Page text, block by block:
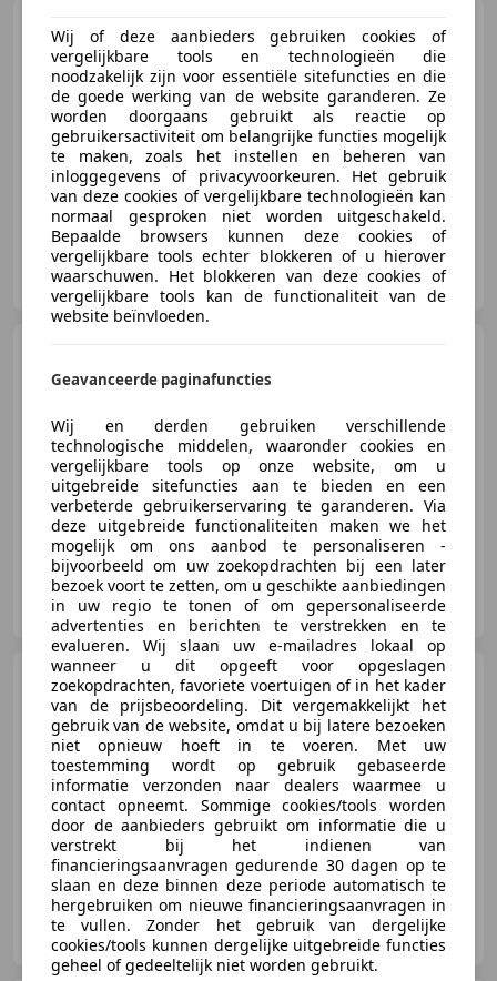
Trend FAP
€ 4.990
01/2014 188.000 km Diesel 70 kW (95 PK)
GRIMM AUTO 14
FR-14000 Caen
€ 19.990
09/2017 118.000 km Benzine 156 kW (212 PK)
GRIMM AUTO 14
FR-14000 Caen
Renault Scenic3 1.5 dCi
110cv Expression
€ 6.490
01/2013 134.000 km Diesel 744 kW (1.012 PK)
GRIMM AUTO 14
FR-14000 Caen
Wij of deze aanbieders gebruiken cookies of
vergelijkbare tools en technologieën die
noodzakelijk zijn voor essentiële sitefuncties en die
de goede werking van de website garanderen. Ze
worden doorgaans gebruikt als reactie op
gebruikersactiviteit om belangrijke functies mogelijk
te maken, zoals het instellen en beheren van
inloggegevens of privacyvoorkeuren. Het gebruik
van deze cookies of vergelijkbare technologieën kan
normaal gesproken niet worden uitgeschakeld.
Bepaalde browsers kunnen deze cookies of
vergelijkbare tools echter blokkeren of u hierover
waarschuwen. Het blokkeren van deze cookies of
vergelijkbare tools kan de functionaliteit van de
website beïnvloeden.
Geavanceerde paginafuncties
Wij en derden gebruiken verschillende
technologische middelen, waaronder cookies en
vergelijkbare tools op onze website, om u
uitgebreide sitefuncties aan te bieden en een
verbeterde gebruikerservaring te garanderen. Via
deze uitgebreide functionaliteiten maken we het
mogelijk om ons aanbod te personaliseren -
bijvoorbeeld om uw zoekopdrachten bij een later
bezoek voort te zetten, om u geschikte aanbiedingen
in uw regio te tonen of om gepersonaliseerde
advertenties en berichten te verstrekken en te
evalueren. Wij slaan uw e-mailadres lokaal op
wanneer u dit opgeeft voor opgeslagen
zoekopdrachten, favoriete voertuigen of in het kader
van de prijsbeoordeling. Dit vergemakkelijkt het
gebruik van de website, omdat u bij latere bezoeken
niet opnieuw hoeft in te voeren. Met uw
toestemming wordt op gebruik gebaseerde
informatie verzonden naar dealers waarmee u
contact opneemt. Sommige cookies/tools worden
door de aanbieders gebruikt om informatie die u
verstrekt bij het indienen van
financieringsaanvragen gedurende 30 dagen op te
slaan en deze binnen deze periode automatisch te
hergebruiken om nieuwe financieringsaanvragen in
te vullen. Zonder het gebruik van dergelijke
cookies/tools kunnen dergelijke uitgebreide functies
geheel of gedeeltelijk niet worden gebruikt.